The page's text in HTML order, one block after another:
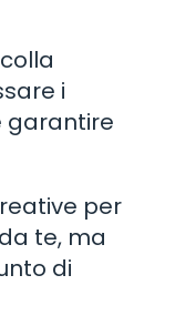
i
garantire
per
te, ma
di